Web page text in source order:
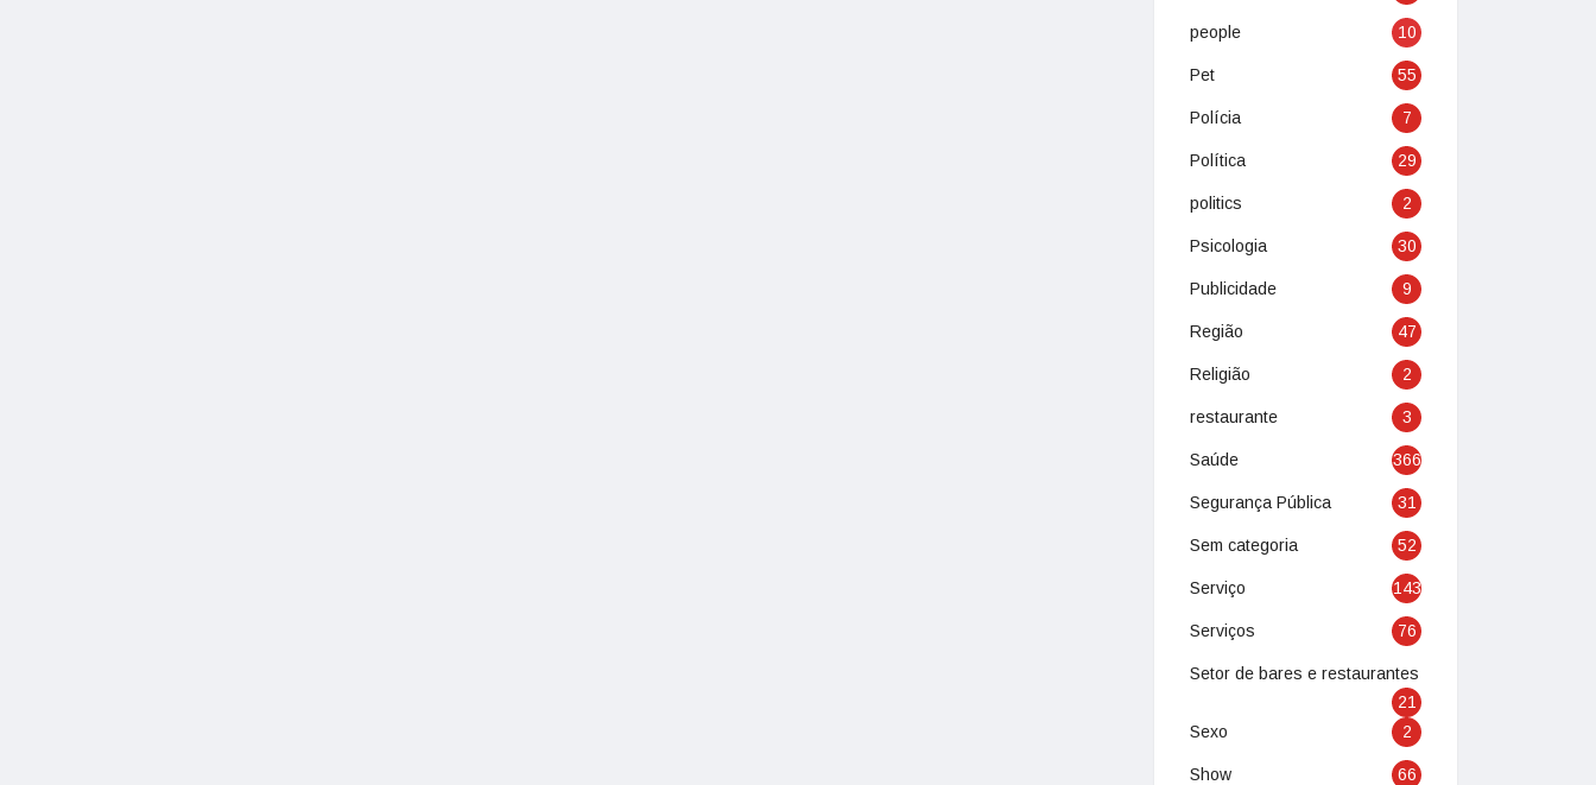
people 10
Pet 55
Polícia 7
Política 29
politics 2
Psicologia 30
Publicidade 9
Região 47
Religião 2
restaurante 3
Saúde 366
Segurança Pública 31
Sem categoria 52
Serviço 143
Serviços 76
Setor de bares e restaurantes
21
Sexo
2
Show 66